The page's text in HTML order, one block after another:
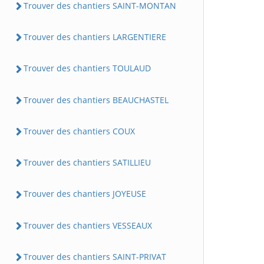
Trouver des chantiers SAINT-MONTAN
Trouver des chantiers LARGENTIERE
Trouver des chantiers TOULAUD
Trouver des chantiers BEAUCHASTEL
Trouver des chantiers COUX
Trouver des chantiers SATILLIEU
Trouver des chantiers JOYEUSE
Trouver des chantiers VESSEAUX
Trouver des chantiers SAINT-PRIVAT